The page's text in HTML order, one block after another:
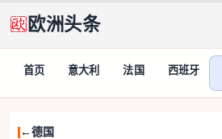
欧洲头条
首页 意大利 法国 西班牙
德国